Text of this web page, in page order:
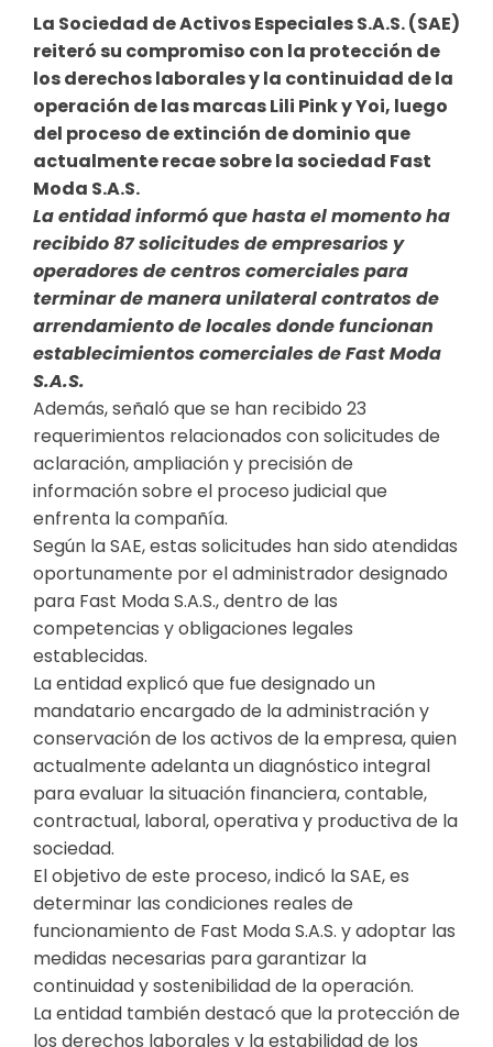
La Sociedad de Activos Especiales S.A.S. (SAE)
reiteró su compromiso con la protección de
los derechos laborales y la continuidad de la
operación de las marcas Lili Pink y Yoi, luego
del proceso de extinción de dominio que
actualmente recae sobre la sociedad Fast
Moda S.A.S.
La entidad informó que hasta el momento ha
recibido 87 solicitudes de empresarios y
operadores de centros comerciales para
terminar de manera unilateral contratos de
arrendamiento de locales donde funcionan
establecimientos comerciales de Fast Moda
S.A.S.
Además, señaló que se han recibido 23
requerimientos relacionados con solicitudes de
aclaración, ampliación y precisión de
información sobre el proceso judicial que
enfrenta la compañía.
Según la SAE, estas solicitudes han sido atendidas
oportunamente por el administrador designado
para Fast Moda S.A.S., dentro de las
competencias y obligaciones legales
establecidas.
La entidad explicó que fue designado un
mandatario encargado de la administración y
conservación de los activos de la empresa, quien
actualmente adelanta un diagnóstico integral
para evaluar la situación financiera, contable,
contractual, laboral, operativa y productiva de la
sociedad.
El objetivo de este proceso, indicó la SAE, es
determinar las condiciones reales de
funcionamiento de Fast Moda S.A.S. y adoptar las
medidas necesarias para garantizar la
continuidad y sostenibilidad de la operación.
La entidad también destacó que la protección de
los derechos laborales y la estabilidad de los